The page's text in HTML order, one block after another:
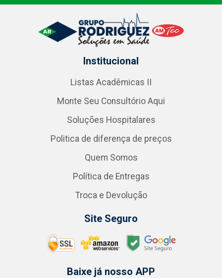
Institucional
Listas Acadêmicas II
Monte Seu Consultório Aqui
Soluções Hospitalares
Politica de diferença de preços
Quem Somos
Política de Entregas
Troca e Devolução
Site Seguro
Baixe já nosso APP